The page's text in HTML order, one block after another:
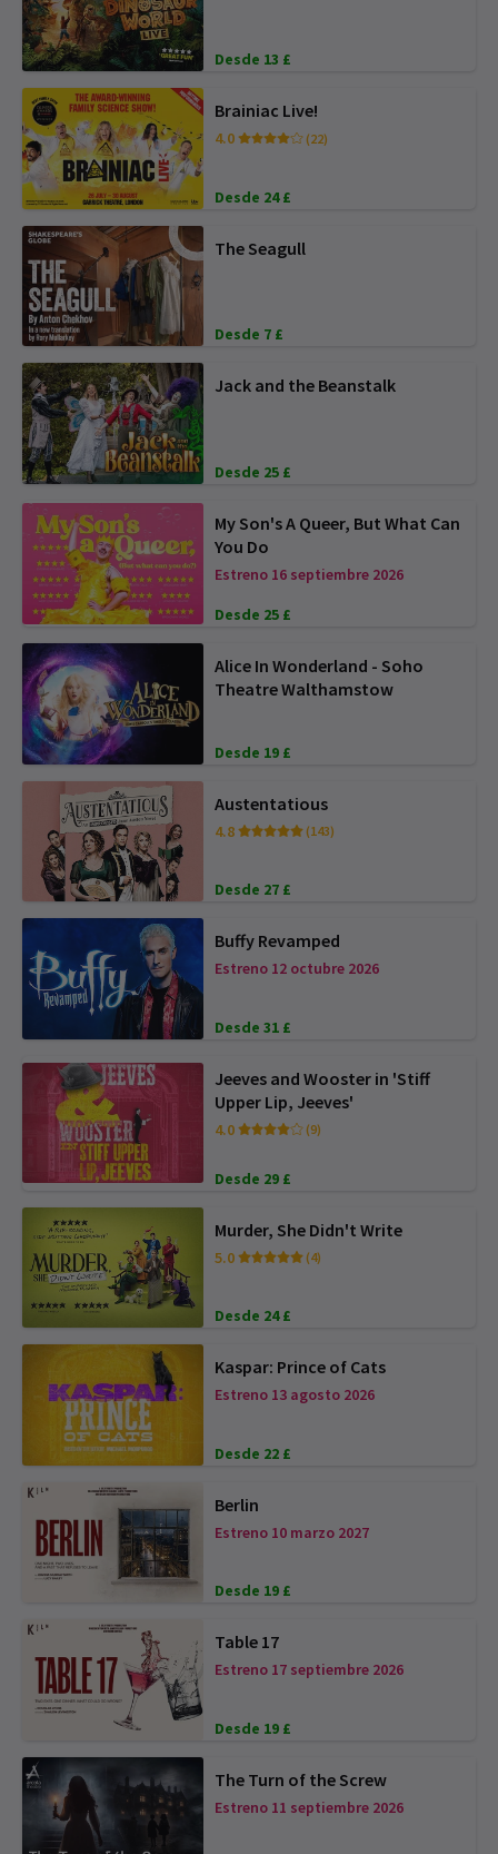
Desde 13 £
Brainiac Live!
4.0 (22)
Desde 24 £
The Seagull
Desde 7 £
Jack and the Beanstalk
Desde 25 £
My Son's A Queer, But What Can
You Do
Estreno 16 septiembre 2026
Desde 25 £
Alice In Wonderland - Soho
Theatre Walthamstow
Desde 19 £
Austentatious
4.8 (143)
Desde 27 £
Buffy Revamped
Estreno 12 octubre 2026
Desde 31 £
Jeeves and Wooster in 'Stiff
Upper Lip, Jeeves'
4.0 (9)
Desde 29 £
Murder, She Didn't Write
5.0 (4)
Desde 24 £
Kaspar: Prince of Cats
Estreno 13 agosto 2026
Desde 22 £
Berlin
Estreno 10 marzo 2027
Desde 19 £
Table 17
Estreno 17 septiembre 2026
Desde 19 £
The Turn of the Screw
Estreno 11 septiembre 2026